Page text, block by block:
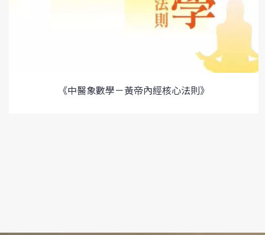
《中醫象數學－黃帝內經核心法則》